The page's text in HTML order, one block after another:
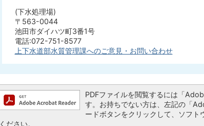
(下水処理場)
〒563-0044
池田市ダイハツ町3番1号
電話:072-751-8577
上下水道部水質管理課へのご意見・お問い合わせ
PDFファイルを閲覧するには「
す。お持ちでない方は、左記の「
ードボタンをクリックして、ソフト
ください。